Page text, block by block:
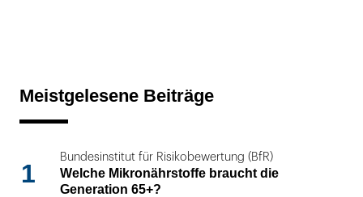
Meistgelesene Beiträge
1
Bundesinstitut für Risikobewertung (BfR)
Welche Mikronährstoffe braucht die
Generation 65+?